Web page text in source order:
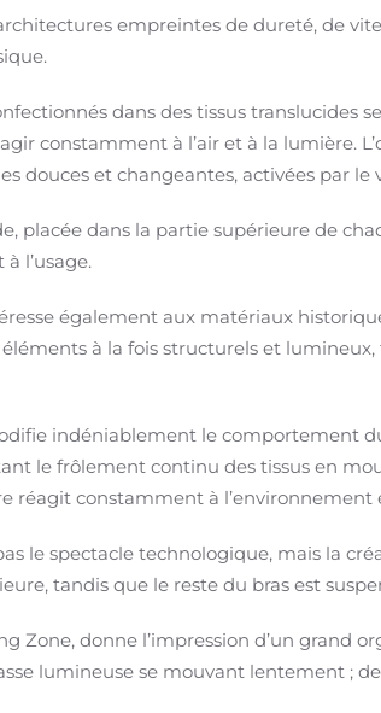
empreintes de dureté, de
dans des tissus translucides
constamment à l’air et à la lumière.
douces et changeantes, activées par
placée dans la partie supérieure de
l’usage.
également aux matériaux
à la fois structurels et
indéniablement le comportement
le frôlement continu des tissus en
réagit constamment à l’environnement
le spectacle technologique, mais la
tandis que le reste du bras est
Zone, donne l’impression d’un grand
lumineuse se mouvant lentement ;